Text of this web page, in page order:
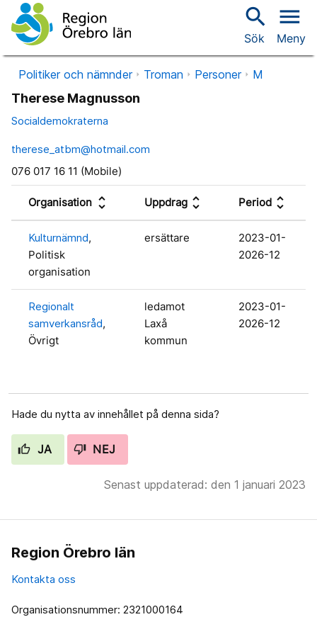
search
Sök
menu
Meny
Politiker och nämnder Troman Personer M
Therese Magnusson
Socialdemokraterna
therese_atbm@hotmail.com
076 017 16 11 (Mobile)
Organisation unfold_more Uppdrag unfold_more Period unfold_more
Kulturnämnd,
Politisk
organisation
ersättare
2023-01-
2026-12
Regionalt
samverkansråd,
Övrigt
ledamot
Laxå
kommun
2023-01-
2026-12
Hade du nytta av innehållet på denna sida?
JA NEJ
Senast uppdaterad: den 1 januari 2023
Region Örebro län
Kontakta oss
Organisationsnummer: 2321000164